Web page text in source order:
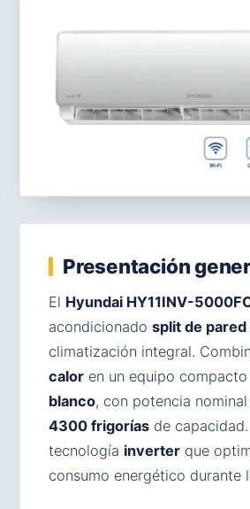
Presentación
El Hyundai HY11INV-
acondicionado split de pared
climatización integral.
calor en un equipo
blanco, con potencia
4300 frigorías de
tecnología inverter que
consumo energético durante